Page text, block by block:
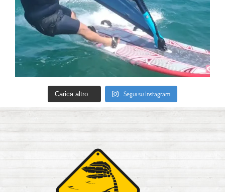
Carica altro... Segui su Instagram